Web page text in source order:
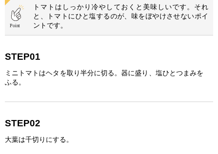
トマトはしっかり冷やしておくと美味しいです。それ
と、トマトにひと塩するのが、味をぼやけさせないポイ
ントです。
STEP01
ミニトマトはヘタを取り半分に切る。器に盛り、塩ひとつまみを
ふる。
STEP02
大葉は千切りにする。